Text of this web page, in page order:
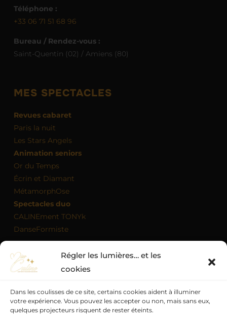
Régler les lumières… et les
cookies
Dans les coulisses de ce site, certains cookies aident à illuminer
votre expérience. Vous pouvez les accepter ou non, mais sans eux,
quelques projecteurs risquent de rester éteints.
Téléphone :
+33 06 71 51 68 96
Bureau / Rendez-vous :
Saint-Quentin (02) / Amiens (80)
MES SPECTACLES
Revues cabaret
Paris la nuit
Les Stars Angels
Animation seniors
Or du Temps
Écrin et Diamant
MétamorphOse
Spectacles duo
CALINEment TONYk
DanseFormiste
MON AGENDA